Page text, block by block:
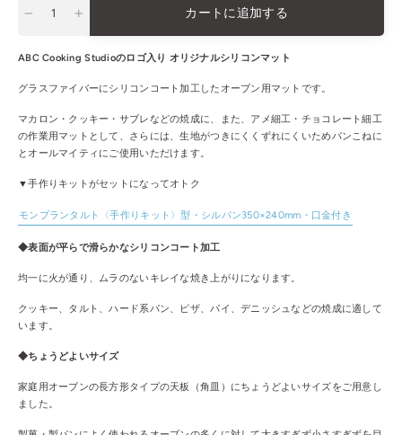
格
カートに追加する
ABC Cooking Studioのロゴ入り オリジナルシリコンマット
グラスファイバーにシリコンコート加工したオーブン用マットです。
マカロン・クッキー・サブレなどの焼成に、また、アメ細工・チョコレート細工
の作業用マットとして、さらには、生地がつきにくくずれにくいためパンこねに
とオールマイティにご使用いただけます。
▼手作りキットがセットになってオトク
モンブランタルト〈手作りキット〉型・シルパン350×240mm・口金付き
◆表面が平らで滑らかなシリコンコート加工
均一に火が通り、ムラのないキレイな焼き上がりになります。
クッキー、タルト、ハード系パン、ピザ、パイ、デニッシュなどの焼成に適して
います。
◆ちょうどよいサイズ
家庭用オーブンの長方形タイプの天板（角皿）にちょうどよいサイズをご用意し
ました。